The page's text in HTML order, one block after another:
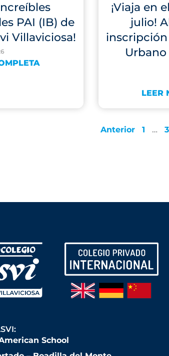
PAI (IB) de
Villaviciosa!
¡Viaja en
julio!
Urbano
LEER
Anterior 1 … 3
School